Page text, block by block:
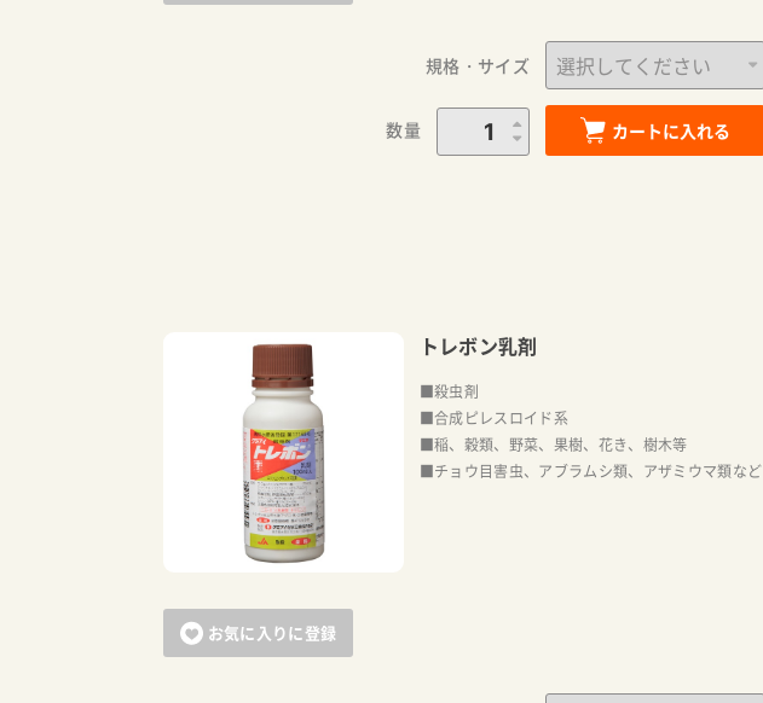
規格・サイズ
数量 カートに入れる
お気に入りに登録
トレボン乳剤
■殺虫剤
■合成ピレスロイド系
■稲、穀類、野菜、果樹、花き、樹木等
■チョウ目害虫、アブラムシ類、アザミウマ類など